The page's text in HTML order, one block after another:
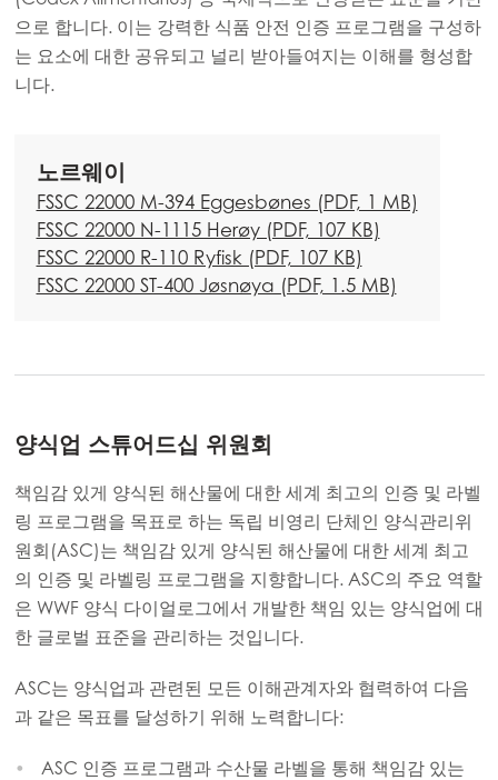
Mowi Korea ACTIVE
Europe
Mowi Belgium (FR)
Mowi Belgium (NL)
Mowi Czechia (CZ)
Mowi Germany
Mowi Ireland
Mowi Italy
Mowi Netherlands
Mowi Norway
Mowi Scotland
계속하기
으로 합니다. 이는 강력한 식품 안전 인증 프로그램을 구성하
는 요소에 대한 공유되고 널리 받아들여지는 이해를 형성합
니다.
노르웨이
FSSC 22000 M-394 Eggesbønes (PDF, 1 MB)
FSSC 22000 N-1115 Herøy (PDF, 107 KB)
FSSC 22000 R-110 Ryfisk (PDF, 107 KB)
FSSC 22000 ST-400 Jøsnøya (PDF, 1.5 MB)
양식업 스튜어드십 위원회
책임감 있게 양식된 해산물에 대한 세계 최고의 인증 및 라벨
링 프로그램을 목표로 하는 독립 비영리 단체인 양식관리위
원회(ASC)는 책임감 있게 양식된 해산물에 대한 세계 최고
의 인증 및 라벨링 프로그램을 지향합니다. ASC의 주요 역할
은 WWF 양식 다이얼로그에서 개발한 책임 있는 양식업에 대
한 글로벌 표준을 관리하는 것입니다.
ASC는 양식업과 관련된 모든 이해관계자와 협력하여 다음
과 같은 목표를 달성하기 위해 노력합니다:
ASC 인증 프로그램과 수산물 라벨을 통해 책임감 있는